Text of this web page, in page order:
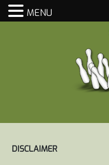
DISCLAIMER
MENU